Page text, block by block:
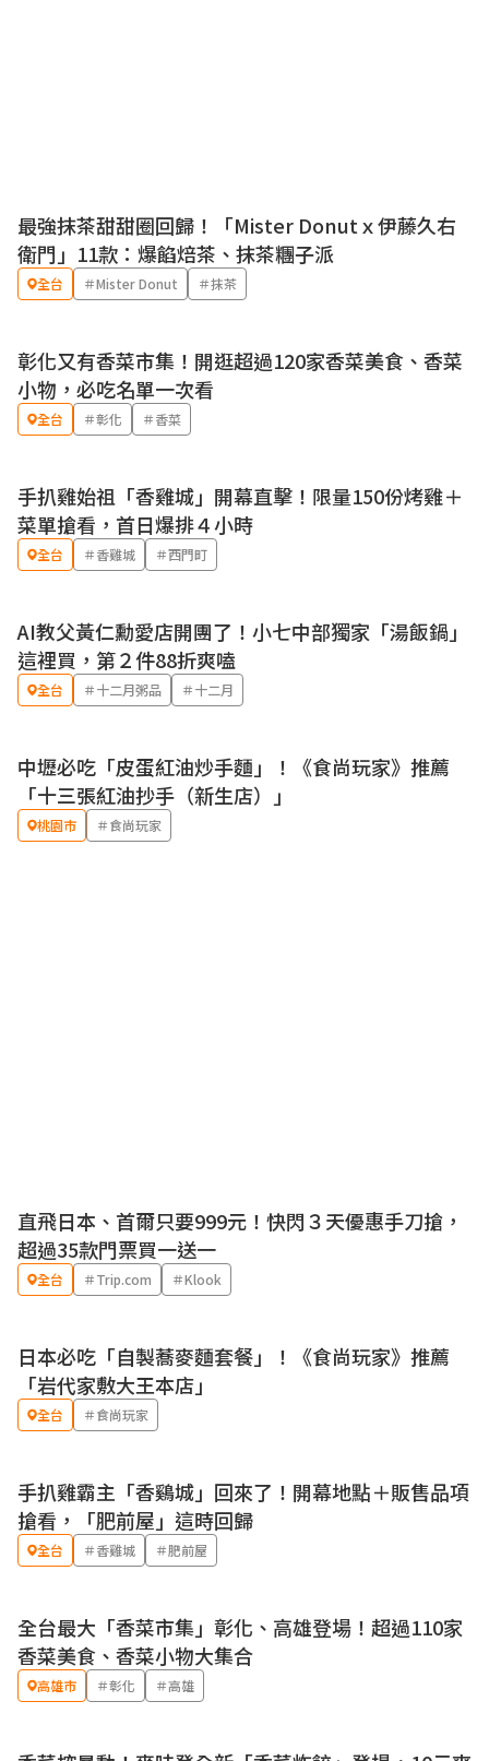
優惠
最強抹茶甜甜圈回歸！「Mister Donutｘ伊藤久右
衛門」11款：爆餡焙茶、抹茶糰子派
全台 ＃Mister Donut ＃抹茶
彰化又有香菜市集！開逛超過120家香菜美食、香菜
小物，必吃名單一次看
全台 ＃彰化 ＃香菜
手扒雞始祖「香雞城」開幕直擊！限量150份烤雞＋
菜單搶看，首日爆排４小時
全台 ＃香雞城 ＃西門町
AI教父黃仁勳愛店開團了！小七中部獨家「湯飯鍋」
這裡買，第２件88折爽嗑
全台 ＃十二月粥品 ＃十二月
中壢必吃「皮蛋紅油炒手麵」！《食尚玩家》推薦
「十三張紅油抄手（新生店）」
桃園市 ＃食尚玩家
直飛日本、首爾只要999元！快閃３天優惠手刀搶，
超過35款門票買一送一
全台 ＃Trip.com ＃Klook
日本必吃「自製蕎麥麵套餐」！《食尚玩家》推薦
「岩代家敷大王本店」
全台 ＃食尚玩家
手扒雞霸主「香鷄城」回來了！開幕地點＋販售品項
搶看，「肥前屋」這時回歸
全台 ＃香雞城 ＃肥前屋
全台最大「香菜市集」彰化、高雄登場！超過110家
香菜美食、香菜小物大集合
高雄市 ＃彰化 ＃高雄